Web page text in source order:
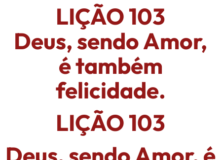
LIÇÃO 103
Deus, sendo Amor,
é também
felicidade.
LIÇÃO 103